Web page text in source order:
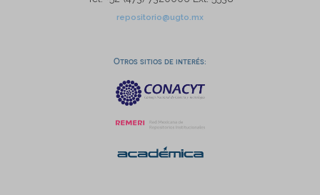
repositorio@ugto.mx
Otros sitios de interés: